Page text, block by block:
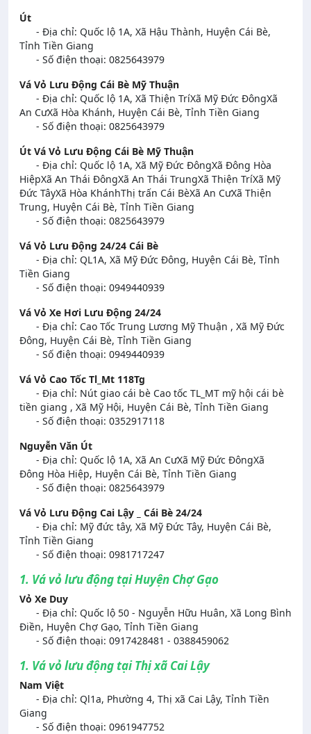
Út
- Địa chỉ: Quốc lộ 1A, Xã Hậu Thành, Huyện Cái Bè,
Tỉnh Tiền Giang
- Số điện thoại: 0825643979
Vá Vỏ Lưu Động Cái Bè Mỹ Thuận
- Địa chỉ: Quốc lộ 1A, Xã Thiện TríXã Mỹ Đức ĐôngXã
An CưXã Hòa Khánh, Huyện Cái Bè, Tỉnh Tiền Giang
- Số điện thoại: 0825643979
Út Vá Vỏ Lưu Động Cái Bè Mỹ Thuận
- Địa chỉ: Quốc lộ 1A, Xã Mỹ Đức ĐôngXã Đông Hòa
HiệpXã An Thái ĐôngXã An Thái TrungXã Thiện TríXã Mỹ
Đức TâyXã Hòa KhánhThị trấn Cái BèXã An CưXã Thiện
Trung, Huyện Cái Bè, Tỉnh Tiền Giang
- Số điện thoại: 0825643979
Vá Vỏ Lưu Động 24/24 Cái Bè
- Địa chỉ: QL1A, Xã Mỹ Đức Đông, Huyện Cái Bè, Tỉnh
Tiền Giang
- Số điện thoại: 0949440939
Vá Vỏ Xe Hơi Lưu Động 24/24
- Địa chỉ: Cao Tốc Trung Lương Mỹ Thuận , Xã Mỹ Đức
Đông, Huyện Cái Bè, Tỉnh Tiền Giang
- Số điện thoại: 0949440939
Vá Vỏ Cao Tốc Tl_Mt 118Tg
- Địa chỉ: Nút giao cái bè Cao tốc TL_MT mỹ hội cái bè
tiền giang , Xã Mỹ Hội, Huyện Cái Bè, Tỉnh Tiền Giang
- Số điện thoại: 0352917118
Nguyễn Văn Út
- Địa chỉ: Quốc lộ 1A, Xã An CưXã Mỹ Đức ĐôngXã
Đông Hòa Hiệp, Huyện Cái Bè, Tỉnh Tiền Giang
- Số điện thoại: 0825643979
Vá Vỏ Lưu Động Cai Lậy _ Cái Bè 24/24
- Địa chỉ: Mỹ đức tây, Xã Mỹ Đức Tây, Huyện Cái Bè,
Tỉnh Tiền Giang
- Số điện thoại: 0981717247
1. Vá vỏ lưu động tại Huyện Chợ Gạo
Vỏ Xe Duy
- Địa chỉ: Quốc lộ 50 - Nguyễn Hữu Huân, Xã Long Bình
Điền, Huyện Chợ Gạo, Tỉnh Tiền Giang
- Số điện thoại: 0917428481 - 0388459062
1. Vá vỏ lưu động tại Thị xã Cai Lậy
Nam Việt
- Địa chỉ: Ql1a, Phường 4, Thị xã Cai Lậy, Tỉnh Tiền
Giang
- Số điện thoại: 0961947752